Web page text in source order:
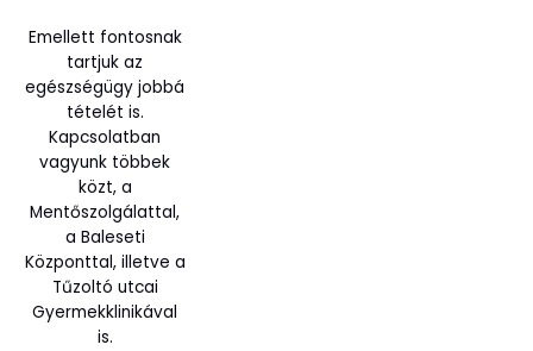
Emellett fontosnak
tartjuk az
egészségügy jobbá
tételét is.
Kapcsolatban
vagyunk többek
közt, a
Mentőszolgálattal,
a Baleseti
Központtal, illetve a
Tűzoltó utcai
Gyermekklinikával
is.